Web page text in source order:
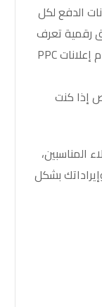
الدفع لكل
رقمية تعرف
كيفية استخدامها. باختصار، يمكنك استخدام إعلانات PPC
إذا كنت
المناسبين،
بشكل